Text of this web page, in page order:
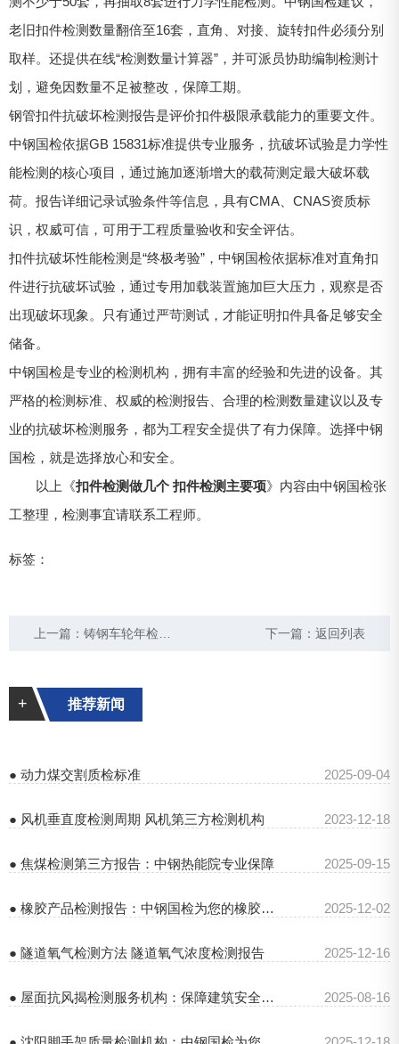
老旧扣件检测数量翻倍至16套，直角、对接、旋转扣件必须分别
取样。还提供在线“检测数量计算器”，并可派员协助编制检测计
划，避免因数量不足被整改，保障工期。
钢管扣件抗破坏检测报告是评价扣件极限承载能力的重要文件。
中钢国检依据GB 15831标准提供专业服务，抗破坏试验是力学性
能检测的核心项目，通过施加逐渐增大的载荷测定最大破坏载
荷。报告详细记录试验条件等信息，具有CMA、CNAS资质标
识，权威可信，可用于工程质量验收和安全评估。
扣件抗破坏性能检测是“终极考验”，中钢国检依据标准对直角扣
件进行抗破坏试验，通过专用加载装置施加巨大压力，观察是否
出现破坏现象。只有通过严苛测试，才能证明扣件具备足够安全
储备。
中钢国检是专业的检测机构，拥有丰富的经验和先进的设备。其
严格的检测标准、权威的检测报告、合理的检测数量建议以及专
业的抗破坏检测服务，都为工程安全提供了有力保障。选择中钢
国检，就是选择放心和安全。
以上《扣件检测做几个 扣件检测主要项》内容由中钢国检张
工整理，检测事宜请联系工程师。
标签：
上一篇：铸钢车轮年检检测 铸钢车轮定期检测 下一篇： 返回列表
+ 推荐新闻
● 动力煤交割质检标准 2025-09-04
● 风机垂直度检测周期 风机第三方检测机构 2023-12-18
● 焦煤检测第三方报告：中钢热能院专业保障 2025-09-15
● 橡胶产品检测报告：中钢国检为您的橡胶制品质量保驾护航 2025-12-02
● 隧道氧气检测方法 隧道氧气浓度检测报告 2025-12-16
● 屋面抗风揭检测服务机构：保障建筑安全的关键力量 2025-08-16